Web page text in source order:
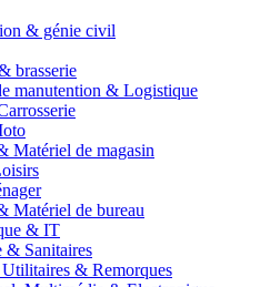
& génie civil
brasserie
manutention & Logistique
Matériel de magasin
Matériel de bureau
& IT
& Sanitaires
& Remorques